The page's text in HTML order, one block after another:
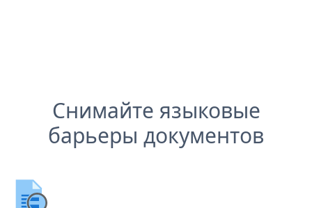
Снимайте языковые
барьеры документов